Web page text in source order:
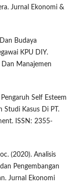
Jurnal Ekonomi &
Budaya
KPU DIY.
Manajemen
Self Esteem
Studi Kasus Di PT.
ISSN: 2355-
(2020). Analisis
Pengembangan
Jurnal Ekonomi